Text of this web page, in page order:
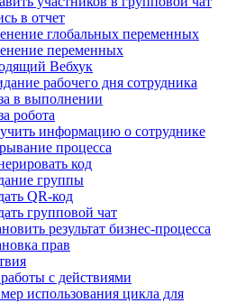
в отчет
глобальных переменных
переменных
Вебхук
рабочего дня сотрудника
в выполнении
робота
информацию о сотруднике
процесса
код
группы
QR-код
групповой чат
результат бизнес-процесса
прав
с действиями
использования цикла для